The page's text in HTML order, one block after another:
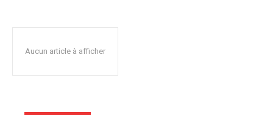
Aucun article à afficher